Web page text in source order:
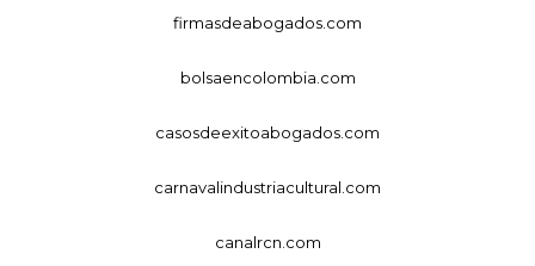
firmasdeabogados.com
bolsaencolombia.com
casosdeexitoabogados.com
carnavalindustriacultural.com
canalrcn.com